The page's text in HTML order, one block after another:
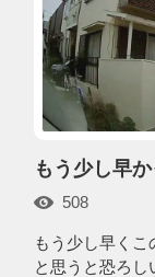
もう少し早
508
もう少し早く
と思うと恐ろ